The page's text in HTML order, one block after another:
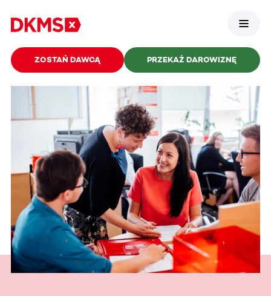
ZOSTAŃ DAWCĄ PRZEKAŻ DAROWIZNĘ